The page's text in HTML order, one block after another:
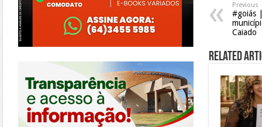
Previous
#goiás
Caiado
Related
https://morrinhos.go.leg.br/